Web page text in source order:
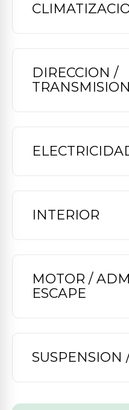
DIRECCION /
TRANSMISION
INTERIOR
MOTOR /
ESCAPE
SUSPENSION